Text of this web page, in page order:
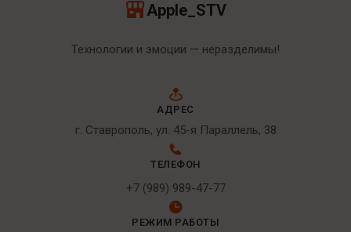
Apple_STV
Технологии и эмоции — неразделимы!
АДРЕС
г. Ставрополь, ул. 45-я Параллель, 38
ТЕЛЕФОН
+7 (989) 989-47-77
РЕЖИМ РАБОТЫ